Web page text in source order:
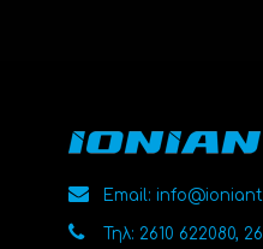
Email:
Τηλ: 2610 622080,